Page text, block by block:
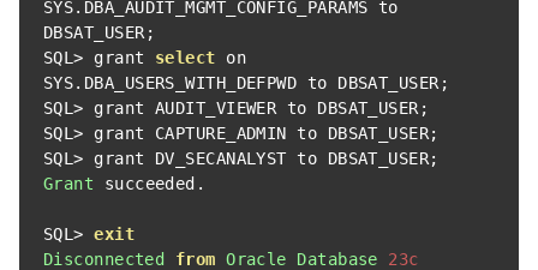
SYS. DBA_AUDIT_MGMT_CONFIG_PARAMS to
DBSAT_USER ;
SQL> grant select on
SYS. DBA_USERS_WITH_DEFPWD to DBSAT_USER ;
SQL> grant AUDIT_VIEWER to DBSAT_USER ;
SQL> grant CAPTURE_ADMIN to DBSAT_USER;
SQL> grant DV_SECANALYST to DBSAT_USER;
Grant succeeded .
SQL> exit
Disconnected
from Oracle Database
23c